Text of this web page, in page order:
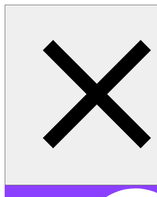
Inicio
Programas
Big Data
Curso de iniciación a Python